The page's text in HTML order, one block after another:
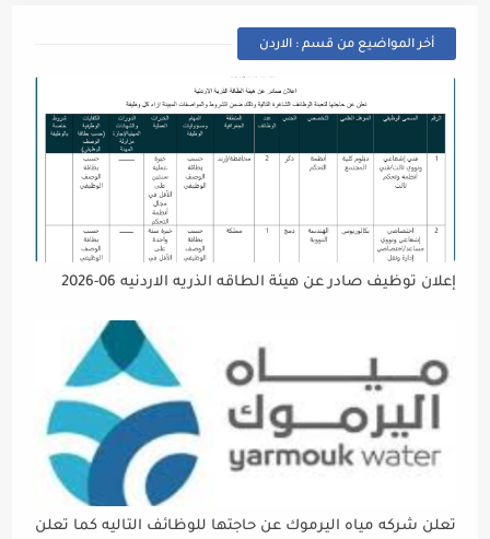
أخر المواضيع من قسم : الاردن
إعلان توظيف صادر عن هيئة الطاقه الذريه الاردنيه 06-2026
تعلن شركه مياه اليرموك عن حاجتها للوظائف التاليه كما تعلن